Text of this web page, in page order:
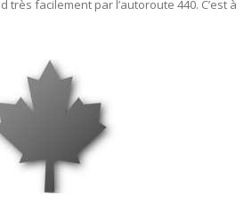
très facilement par l’autoroute 440. C’est à